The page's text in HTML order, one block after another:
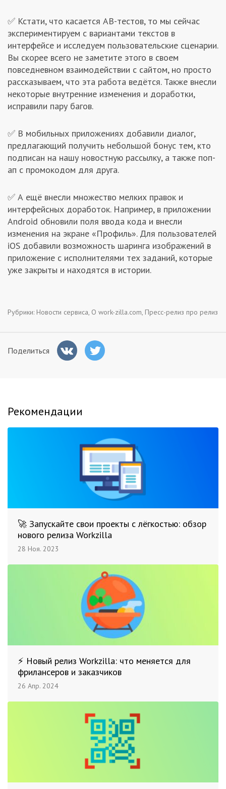
✅ Кстати, что касается AB-тестов, то мы сейчас
экспериментируем с вариантами текстов в
интерфейсе и исследуем пользовательские сценарии.
Вы скорее всего не заметите этого в своем
повседневном взаимодействии с сайтом, но просто
рассказываем, что эта работа ведётся. Также внесли
некоторые внутренние изменения и доработки,
исправили пару багов.
✅ В мобильных приложениях добавили диалог,
предлагающий получить небольшой бонус тем, кто
подписан на нашу новостную рассылку, а также поп-
ап с промокодом для друга.
✅ А ещё внесли множество мелких правок и
интерфейсных доработок. Например, в приложении
Android обновили поля ввода кода и внесли
изменения на экране «Профиль». Для пользователей
iOS добавили возможность шаринга изображений в
приложение с исполнителями тех заданий, которые
уже закрыты и находятся в истории.
Рубрики: Новости сервиса О work-zilla.com Пресс-релиз про релиз
Поделиться
Рекомендации
🚀 Запускайте свои проекты с лёгкостью: обзор
нового релиза Workzilla
28 Ноя. 2023
⚡ Новый релиз Workzilla: что меняется для
фрилансеров и заказчиков
26 Апр. 2024